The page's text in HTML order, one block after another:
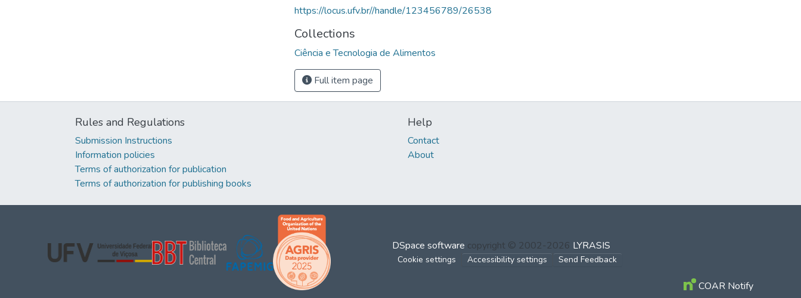
https://locus.ufv.br//handle/123456789/26538
Collections
Ciência e Tecnologia de Alimentos
Full item page
Rules and Regulations
Submission Instructions
Information policies
Terms of authorization for publication
Terms of authorization for publishing books
Help
Contact
About
DSpace software copyright © 2002-2026 LYRASIS
Cookie settings Accessibility settings Send Feedback
COAR Notify